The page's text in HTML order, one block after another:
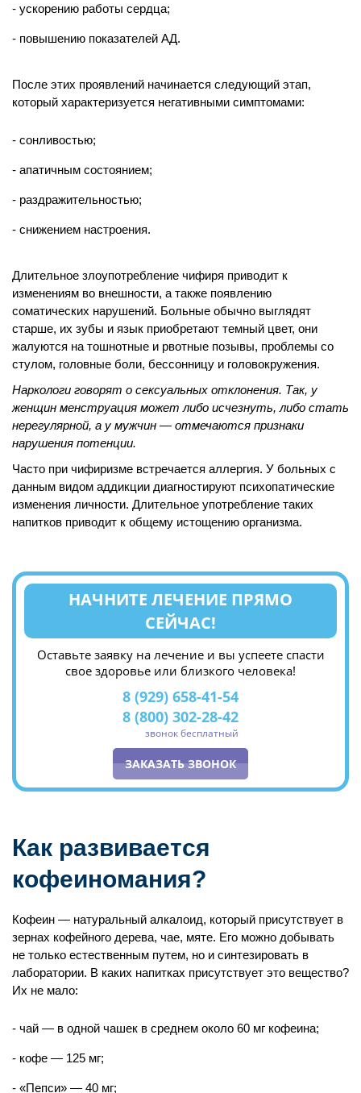
ускорению работы сердца;
повышению показателей АД.
После этих проявлений начинается следующий этап,
который характеризуется негативными симптомами:
сонливостью;
апатичным состоянием;
раздражительностью;
снижением настроения.
Длительное злоупотребление чифиря приводит к
изменениям во внешности, а также появлению
соматических нарушений. Больные обычно выглядят
старше, их зубы и язык приобретают темный цвет, они
жалуются на тошнотные и рвотные позывы, проблемы со
стулом, головные боли, бессонницу и головокружения.
Наркологи говорят о сексуальных отклонения. Так, у
женщин менструация может либо исчезнуть, либо стать
нерегулярной, а у мужчин — отмечаются признаки
нарушения потенции.
Часто при чифиризме встречается аллергия. У больных с
данным видом аддикции диагностируют психопатические
изменения личности. Длительное употребление таких
напитков приводит к общему истощению организма.
НАЧНИТЕ ЛЕЧЕНИЕ ПРЯМО
СЕЙЧАС!
Оставьте заявку на лечение и вы успеете спасти
свое здоровье или близкого человека!
8 (929) 658-41-54
8 (800) 302-28-42
звонок бесплатный
ЗАКАЗАТЬ ЗВОНОК
Как развивается
кофеиномания?
Кофеин — натуральный алкалоид, который присутствует в
зернах кофейного дерева, чае, мяте. Его можно добывать
не только естественным путем, но и синтезировать в
лаборатории. В каких напитках присутствует это вещество?
Их не мало:
чай — в одной чашек в среднем около 60 мг кофеина;
кофе — 125 мг;
«Пепси» — 40 мг;